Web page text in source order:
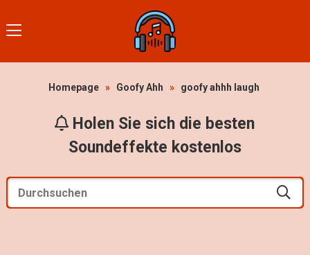
Homepage » Goofy Ahh » goofy ahhh laugh
Holen Sie sich die besten
Soundeffekte kostenlos